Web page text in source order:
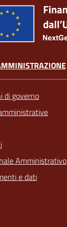
di governo
Amministrativo
e dati